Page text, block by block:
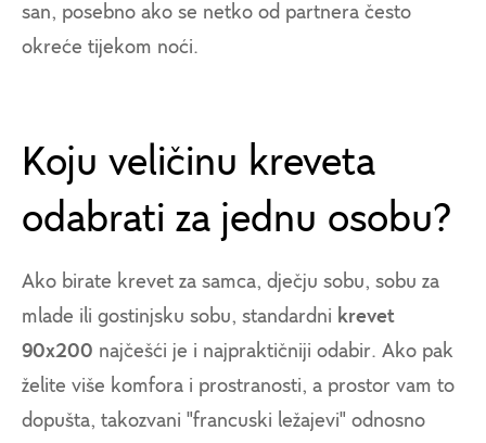
san, posebno ako se netko od partnera često
okreće tijekom noći.
Koju veličinu kreveta
odabrati za jednu osobu?
Ako birate krevet za samca, dječju sobu, sobu za
mlade ili gostinjsku sobu, standardni krevet
90x200 najčešći je i najpraktičniji odabir. Ako pak
želite više komfora i prostranosti, a prostor vam to
dopušta, takozvani "francuski ležajevi" odnosno